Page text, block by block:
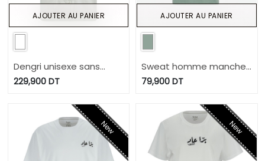
Dengri unisexe sans
manche KEHNA
229,900DT
AJOUTER AU PANIER
Sweat homme manches
courtes !قارص! قارص
79,900 DT
AJOUTER AU PANIER
New New